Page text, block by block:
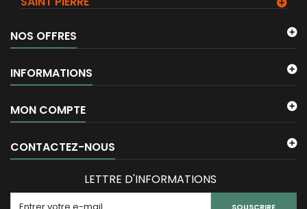
NOS OFFRES
INFORMATIONS
MON COMPTE
CONTACTEZ-NOUS
LETTRE D'INFORMATIONS